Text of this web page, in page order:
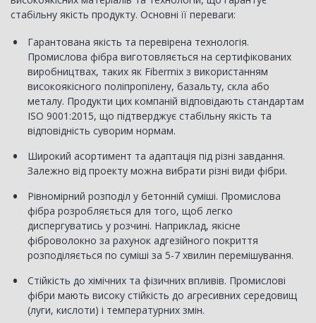
стабільну якість продукту. Основні її переваги:
Гарантована якість та перевірена технологія.
Промислова фібра виготовляється на сертифікованих
виробництвах, таких як Fibermix з використанням
високоякісного поліпропілену, базальту, скла або
металу. Продукти цих компаній відповідають стандартам
ISO 9001:2015, що підтверджує стабільну якість та
відповідність суворим нормам.
Широкий асортимент та адаптація під різні завдання.
Залежно від проекту можна вибрати різні види фібри.
Рівномірний розподіл у бетонній суміші. Промислова
фібра розробляється для того, щоб легко
диспергуватись у розчині. Наприклад, якісне
фіброволокно за рахунок адгезійного покриття
розподіляється по суміші за 5-7 хвилин перемішування.
Стійкість до хімічних та фізичних впливів. Промислові
фібри мають високу стійкість до агресивних середовищ
(луги, кислоти) і температурних змін.